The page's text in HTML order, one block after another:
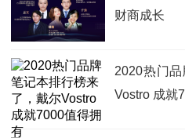
财商成长
2020热门
Vostro 成就